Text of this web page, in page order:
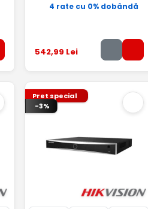
4 rate cu 0% dobândă
542,99 Lei
Pret special
-3%